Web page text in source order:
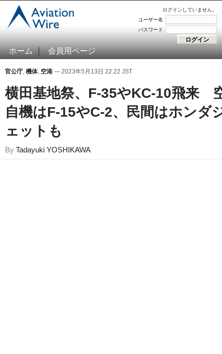
ログインしていません。
ユーザー名
パスワード
ホーム 会員用ページ
官公庁, 機体, 空港 — 2023年5月13日 22:22 JST
横田基地祭、F-35やKC-10飛来
自機はF-15やC-2、民間はホンダ
ェットも
By Tadayuki YOSHIKAWA